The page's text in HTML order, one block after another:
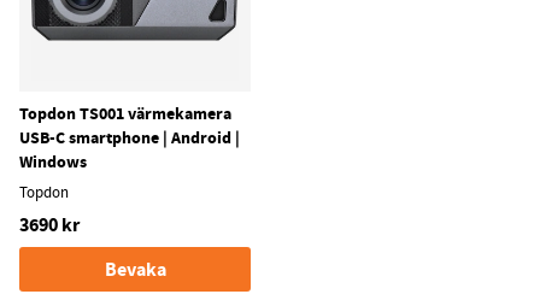
Topdon TS001 värmekamera
USB-C smartphone | Android |
Windows
Topdon
3690 kr
Bevaka